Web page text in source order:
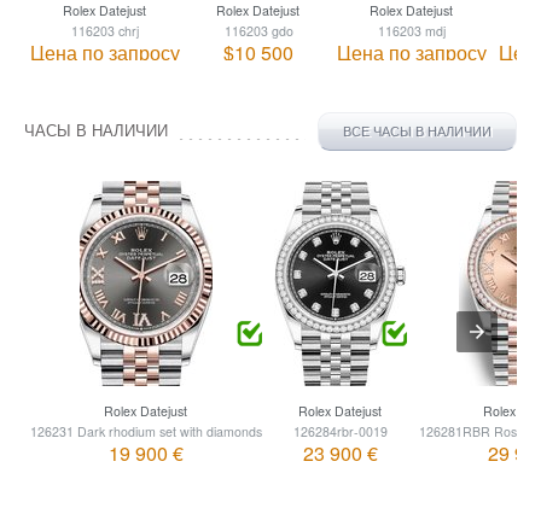
Rolex Datejust
116203 chrj
Цена по запросу
Rolex Datejust
116203 gdo
$10 500
Rolex Datejust
116203 mdj
Цена по запросу
ЧАСЫ В НАЛИЧИИ ВСЕ ЧАСЫ В НАЛИЧИИ
Rolex Datejust
126231 Dark rhodium set with diamonds
19 900 €
Rolex Datejust
126284rbr-0019
23 900 €
Rolex
126281RBR Rose
29